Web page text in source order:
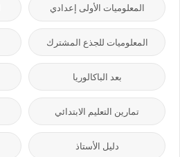
المعلوميات الأولى إعدادي
المعلوميات للجذع المشترك
بعد الباكالوريا
تمارين التعليم الابتدائي
دليل الأستاذ